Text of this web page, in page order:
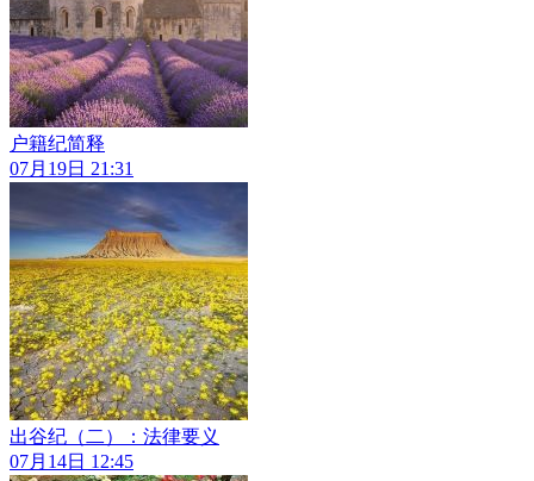
户籍纪简释
07月19日 21:31
出谷纪（二）：法律要义
07月14日 12:45